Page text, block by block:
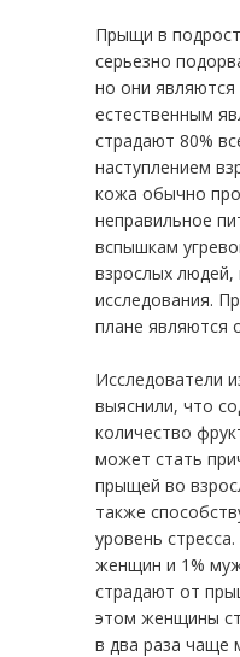
Прыщи в
серьезно
но они
естественным
страдают 80%
наступлением
кожа обычно
неправильное
вспышкам
взрослых людей,
исследования.
плане являются
Исследователи
выяснили, что
количество
может стать
прыщей во
также
уровень
женщин и 1%
страдают от
этом женщины
в два раза чаще